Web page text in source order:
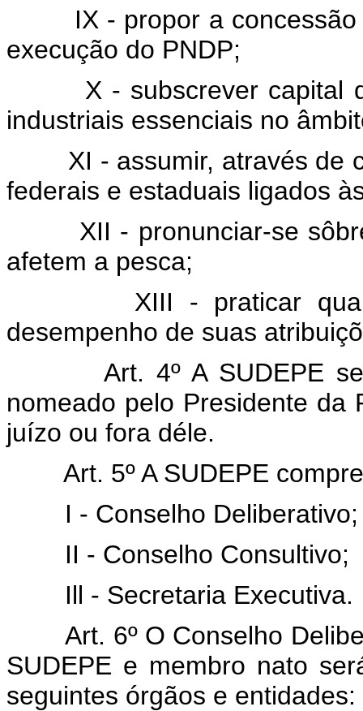
IX - propor a
execução do PNDP;
X - subscrever capital
industriais essenciais no
XI - assumir, através de
federais e estaduais ligados
XII - pronunciar-se
afetem a pesca;
XIII - praticar
desempenho de suas
Art. 4º A SUDEPE
nomeado pelo Presidente da
juízo ou fora déle.
Art. 5º A SUDEPE
I - Conselho Deliberativo;
II - Conselho Consultivo;
Ill - Secretaria Executiva.
Art. 6º O Conselho
SUDEPE e membro nato
seguintes órgãos e entidades: